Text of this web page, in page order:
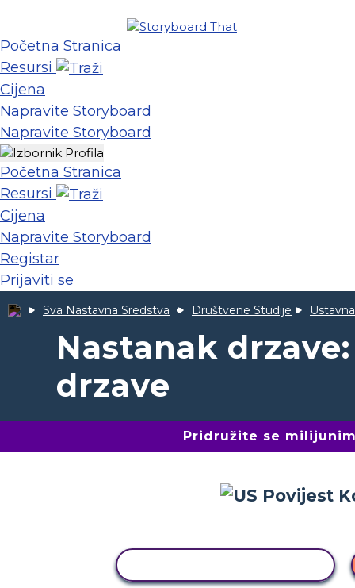
Početna Stranica
Resursi
Cijena
Napravite Storyboard
Napravite Storyboard
Početna Stranica
Resursi
Cijena
Napravite Storyboard
Registar
Prijaviti se
Sva Nastavna Sredstva Društvene Studije
Nastanak
drzave
Pridružite se